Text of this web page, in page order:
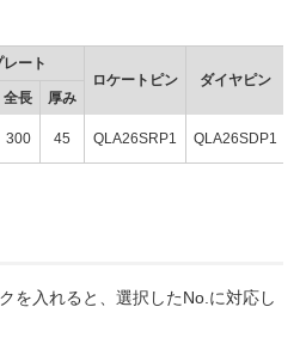
レート
ロケートピン
ダイヤピン
全長 厚み
300 45 QLA26SRP1 QLA26SDP1
を入れると、選択したNo.に対応し